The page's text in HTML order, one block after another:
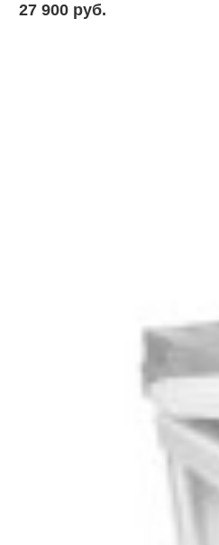
27 900 pуб.